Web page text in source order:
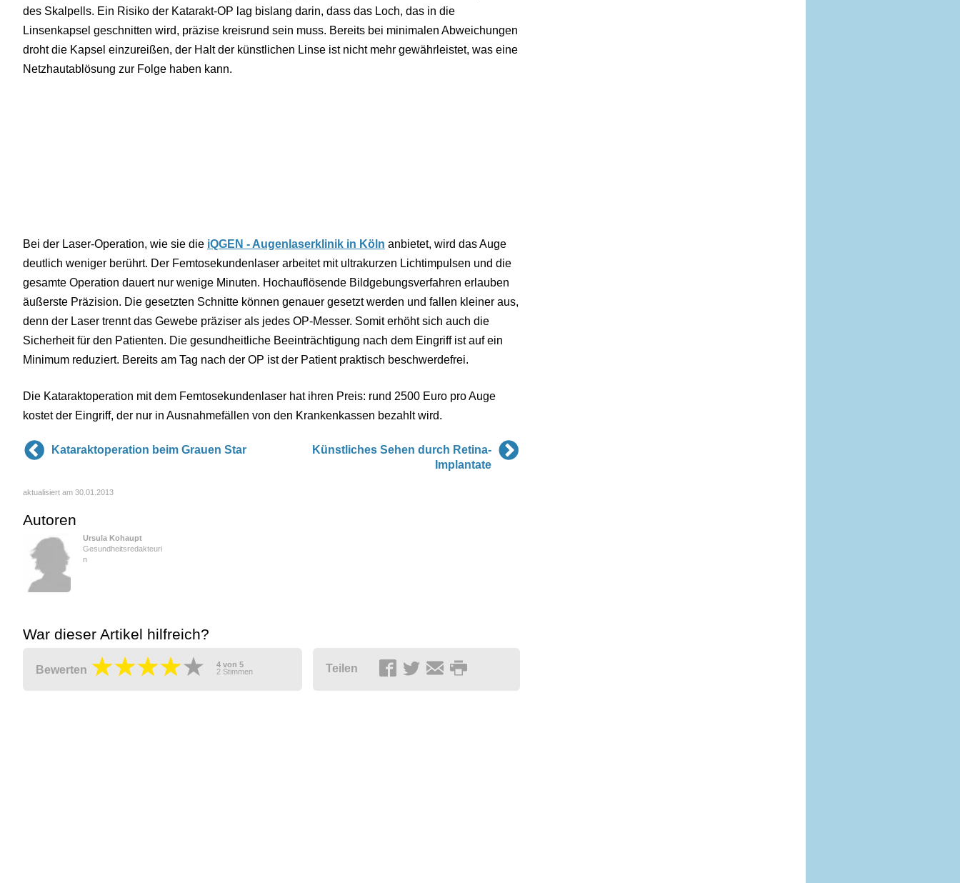
des Skalpells. Ein Risiko der Katarakt-OP lag bislang darin, dass das Loch, das in die
Linsenkapsel geschnitten wird, präzise kreisrund sein muss. Bereits bei minimalen Abweichungen
droht die Kapsel einzureißen, der Halt der künstlichen Linse ist nicht mehr gewährleistet, was eine
Netzhautablösung zur Folge haben kann.
Bei der Laser-Operation, wie sie die iQGEN - Augenlaserklinik in Köln anbietet, wird das Auge
deutlich weniger berührt. Der Femtosekundenlaser arbeitet mit ultrakurzen Lichtimpulsen und die
gesamte Operation dauert nur wenige Minuten. Hochauflösende Bildgebungsverfahren erlauben
äußerste Präzision. Die gesetzten Schnitte können genauer gesetzt werden und fallen kleiner aus,
denn der Laser trennt das Gewebe präziser als jedes OP-Messer. Somit erhöht sich auch die
Sicherheit für den Patienten. Die gesundheitliche Beeinträchtigung nach dem Eingriff ist auf ein
Minimum reduziert. Bereits am Tag nach der OP ist der Patient praktisch beschwerdefrei.
Die Kataraktoperation mit dem Femtosekundenlaser hat ihren Preis: rund 2500 Euro pro Auge
kostet der Eingriff, der nur in Ausnahmefällen von den Krankenkassen bezahlt wird.
Kataraktoperation beim Grauen Star
Künstliches Sehen durch Retina-
Implantate
aktualisiert am 30.01.2013
Autoren
Ursula Kohaupt
Gesundheitsredakteuri
n
War dieser Artikel hilfreich?
Bewerten 4 von 5
2 Stimmen Teilen